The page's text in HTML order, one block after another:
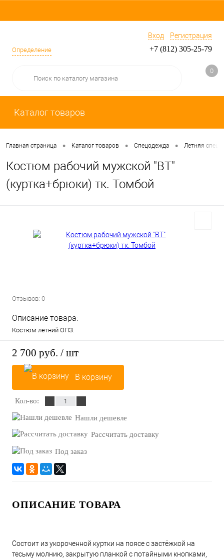
Определение
Вход Регистрация
+7 (812) 305-25-79
0
Каталог товаров
Главная страница • Каталог товаров • Спецодежда • Летняя
Костюм рабочий мужской "ВТ"
(куртка+брюки) тк. Томбой
Отзывов: 0
Описание товара:
Костюм летний ОПЗ.
2 700 руб. / шт
В корзину
Кол-во:
Нашли дешевле
Рассчитать доставку
Под заказ
ОПИСАНИЕ ТОВАРА
Состоит из укороченной куртки на поясе с застёжкой на
тесьму молнию, закрытую планкой с потайными кнопками,